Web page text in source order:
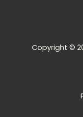
Copyright ©